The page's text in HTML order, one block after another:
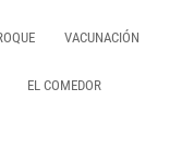
VACUNACIÓN
EL COMEDOR